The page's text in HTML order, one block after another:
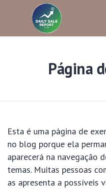
Página
Esta é uma página de
no blog porque ela
aparecerá na navegação
temas. Muitas pessoas
as apresenta a possíveis